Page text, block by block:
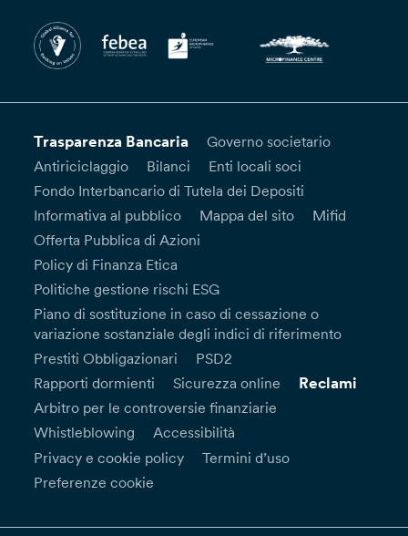
Trasparenza Bancaria
Governo societario
Antiriciclaggio
Bilanci
Enti locali soci
Fondo Interbancario di Tutela dei Depositi
Informativa al pubblico
Mappa del sito
Mifid
Offerta Pubblica di Azioni
Policy di Finanza Etica
Politiche gestione rischi ESG
Piano di sostituzione in caso di cessazione o
variazione sostanziale degli indici di riferimento
Prestiti Obbligazionari
PSD2
Rapporti dormienti
Sicurezza online Reclami
Arbitro per le controversie finanziarie
Whistleblowing
Accessibilità
Privacy e cookie policy
Termini d’uso
Preferenze cookie